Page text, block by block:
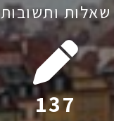
שאלות ותשובות
199